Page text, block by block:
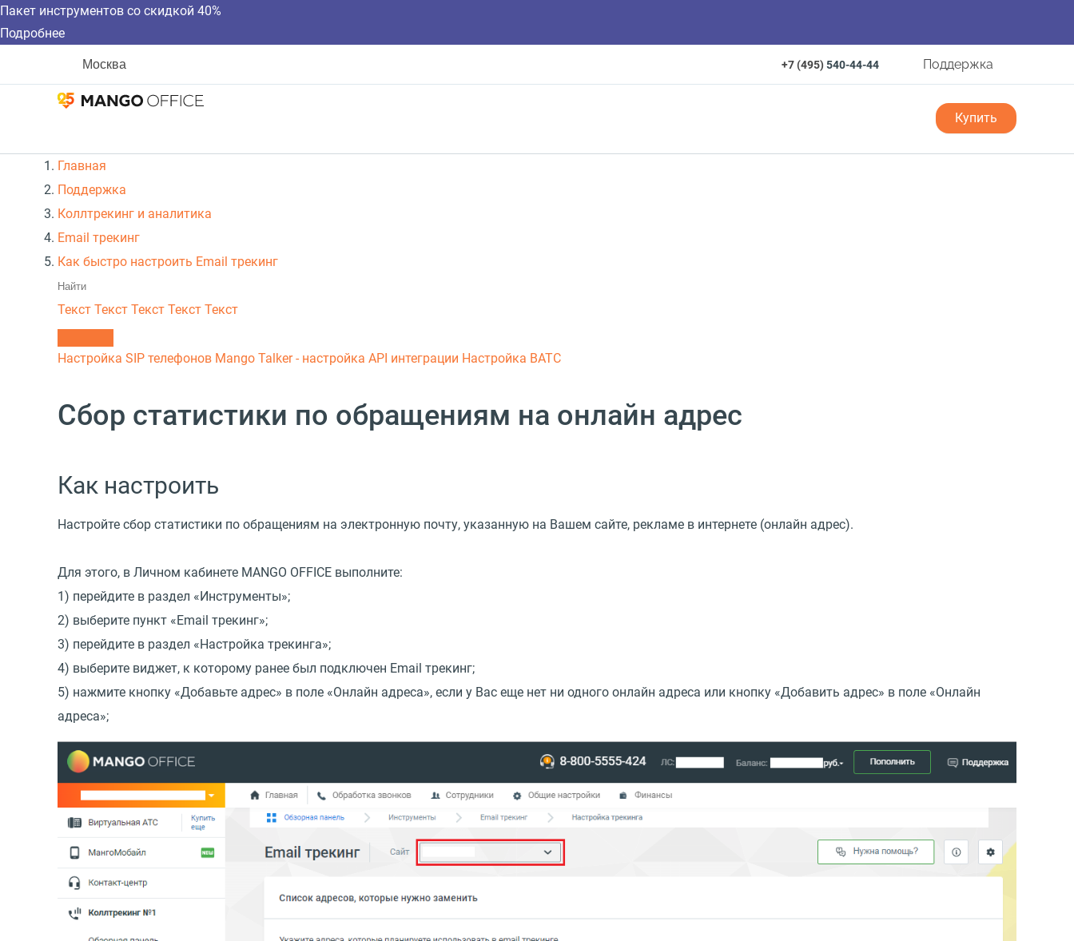
Пакет инструментов со скидкой 40%
Подробнее
Москва +7 (495)540-44-44 Поддержка
Купить
Главная
Поддержка
Коллтрекинг и аналитика
Email трекинг
Как быстро настроить Email трекинг
Текст Текст Текст Текст Текст
Настройка SIP телефонов Mango Talker - настройка API интеграции Настройка ВАТС
Сбор статистики по обращениям на онлайн адрес
Как настроить
Настройте сбор статистики по обращениям на электронную почту, указанную на Вашем сайте, рекламе в интернете (онлайн адрес).
Для этого, в Личном кабинете MANGO OFFICE выполните:
1) перейдите в раздел «Инструменты»;
2) выберите пункт «Email трекинг»;
3) перейдите в раздел «Настройка трекинга»;
4) выберите виджет, к которому ранее был подключен Email трекинг;
5) нажмите кнопку «Добавьте адрес» в поле «Онлайн адреса», если у Вас еще нет ни одного онлайн адреса или кнопку «Добавить адрес» в поле «Онлайн
адреса»;